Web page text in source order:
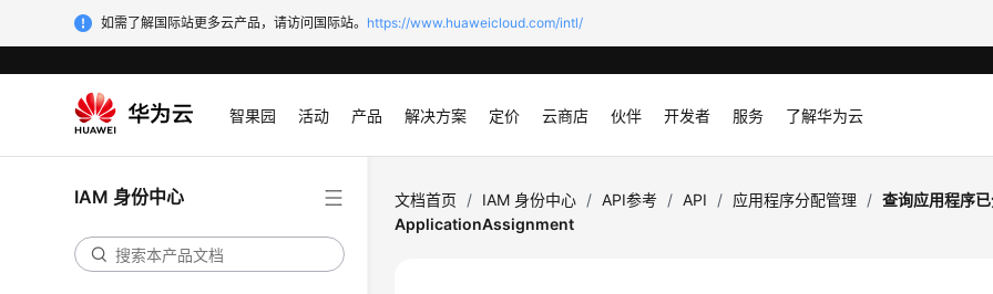
如需了解国际站更多云产品，请访问国际站。 https://www.huaweicloud.com/intl/
智果园 活动 产品 解决方案 定价 云商店 伙伴 开发者 服务 了解华为云
IAM 身份中心 文档首页 / IAM 身份中心 / API参考 / API / 应用程序分配管理 / 查询应用程序
ApplicationAssignment